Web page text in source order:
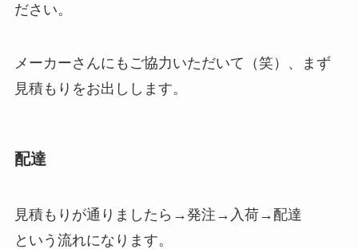
ださい。
メーカーさんにもご協力いただいて（笑）、まず
見積もりをお出しします。
配達
見積もりが通りましたら→発注→入荷→配達
という流れになります。